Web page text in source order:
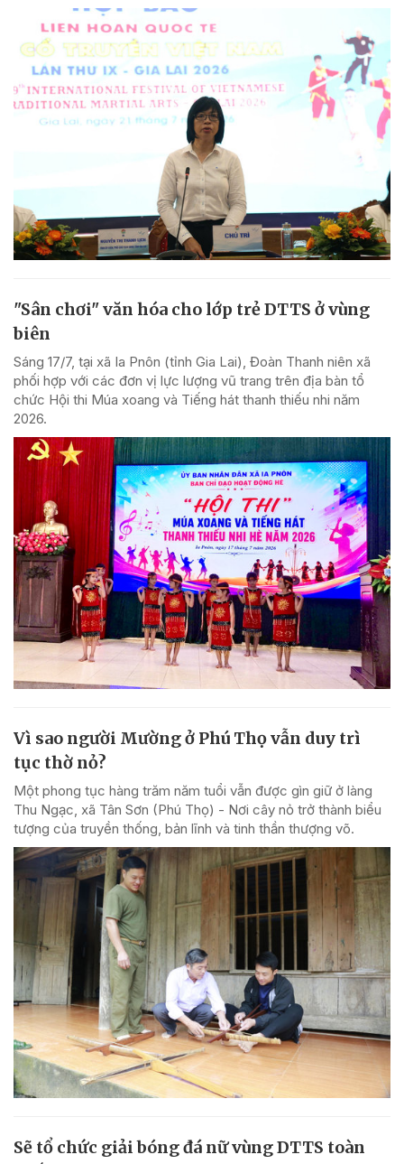
"Sân chơi" văn hóa cho lớp trẻ DTTS ở vùng
biên
Sáng 17/7, tại xã Ia Pnôn (tỉnh Gia Lai), Đoàn Thanh niên xã
phối hợp với các đơn vị lực lượng vũ trang trên địa bàn tổ
chức Hội thi Múa xoang và Tiếng hát thanh thiếu nhi năm
2026.
Vì sao người Mường ở Phú Thọ vẫn duy trì
tục thờ nỏ?
Một phong tục hàng trăm năm tuổi vẫn được gìn giữ ở làng
Thu Ngạc, xã Tân Sơn (Phú Thọ) - Nơi cây nỏ trở thành biểu
tượng của truyền thống, bản lĩnh và tinh thần thượng võ.
Sẽ tổ chức giải bóng đá nữ vùng DTTS toàn